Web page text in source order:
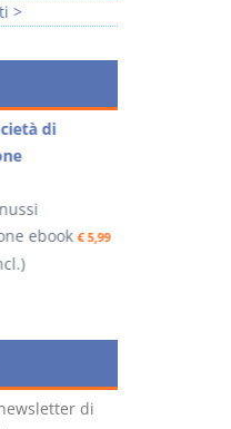
>
di
ebook€ 5,99
di